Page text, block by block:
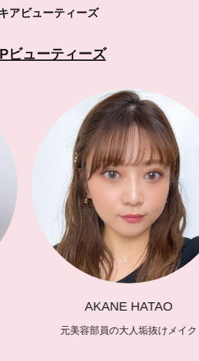
アビューティーズ
ビューティーズ
藤原りさ
30代の大人可愛い垢抜け美容